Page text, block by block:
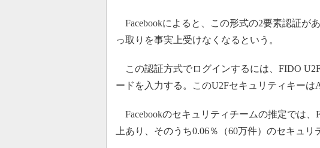
Facebookによると、この形式の2要素認証が
っ取りを事実上受けなくなるという。
この認証方式でログインするには、FIDO
ードを入力する。このU2Fセキュリティキーは
Facebookのセキュリティチームの推定では、
上あり、そのうち0.06％（60万件）のセキュリ